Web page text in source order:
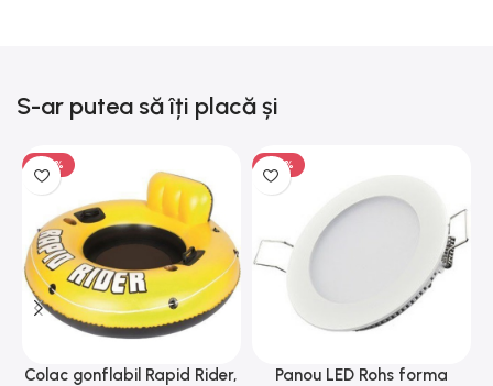
S-ar putea să îți placă și
-50%
Colac gonflabil Rapid Rider,
-50%
Panou LED Rohs forma